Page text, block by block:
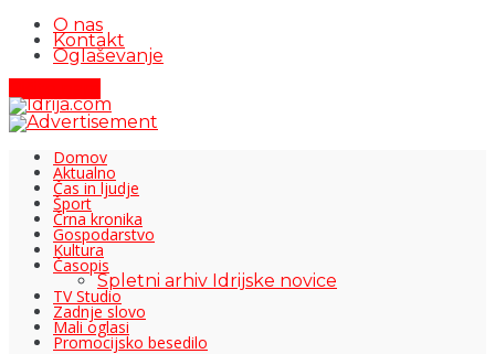
O nas
Kontakt
Oglaševanje
Domov
Aktualno
Čas in ljudje
Šport
Črna kronika
Gospodarstvo
Kultura
Časopis
Spletni arhiv Idrijske novice
TV Studio
Zadnje slovo
Mali oglasi
Promocijsko besedilo